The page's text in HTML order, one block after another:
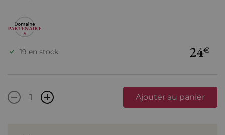
24€
19 en stock
- + Ajouter au panier